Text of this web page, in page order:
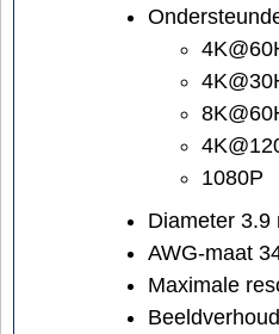
1080P
Diameter 3.9
AWG-maat
Maximale